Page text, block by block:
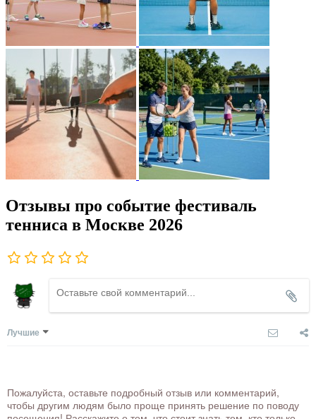
Отзывы про событие фестиваль
тенниса в Москве 2026
Лучшие
Пожалуйста, оставьте подробный отзыв или комментарий,
чтобы другим людям было проще принять решение по поводу